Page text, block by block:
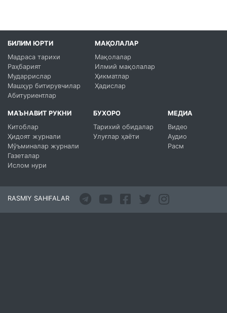
БИЛИМ ЮРТИ
Мадраса тарихи
Раҳбарият
Мударрислар
Машҳур битирувчилар
Абитуриентлар
МАҚОЛАЛАР
Мақолалар
Илмий мақолалар
Ҳикматлар
Ҳадислар
МАЪНАВИТ РУКНИ
Китоблар
Ҳидоят журнали
Мўъминалар журнали
Газеталар
Ислом нури
БУХОРО
Тарихий обидалар
Улуғлар ҳаёти
МЕДИА
Видео
Аудио
Расм
RASMIY SAHIFALAR